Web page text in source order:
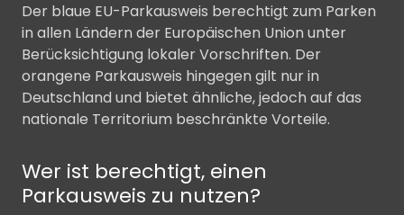
Der blaue EU-Parkausweis berechtigt zum Parken
in allen Ländern der Europäischen Union unter
Berücksichtigung lokaler Vorschriften. Der
orangene Parkausweis hingegen gilt nur in
Deutschland und bietet ähnliche, jedoch auf das
nationale Territorium beschränkte Vorteile.
Wer ist berechtigt, einen
Parkausweis zu nutzen?